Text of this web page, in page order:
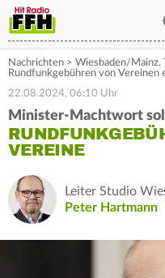
Nachrichten > Wiesbaden/Mainz,
Rundfunkgebühren von Vereinen
22.08.2024, 06:10 Uhr
Minister-Machtwort
VEREINE
Leiter Studio
Peter Hartmann